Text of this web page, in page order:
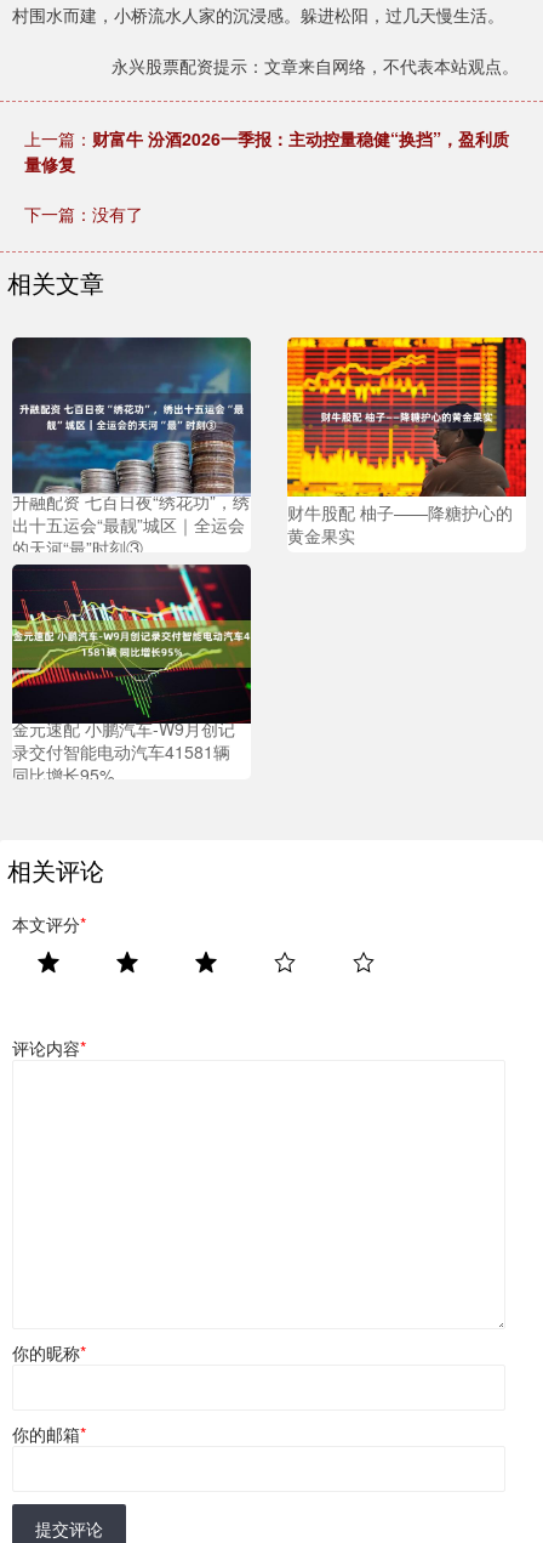
村围水而建，小桥流水人家的沉浸感。躲进松阳，过几天慢生活。
永兴股票配资提示：文章来自网络，不代表本站观点。
上一篇： 财富牛 汾酒2026一季报：主动控量稳健“换挡”，盈利质
量修复
下一篇：没有了
相关文章
升融配资 七百日夜“绣花功”，绣
出十五运会“最靓”城区｜全运会
的天河“最”时刻③
财牛股配 柚子——降糖护心的
黄金果实
金元速配 小鹏汽车-W9月创记
录交付智能电动汽车41581辆
同比增长95%
相关评论
本文评分*
评论内容*
你的昵称*
你的邮箱*
提交评论